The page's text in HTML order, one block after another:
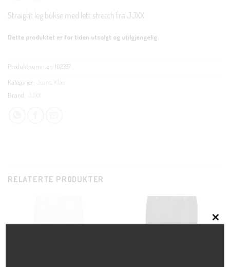
Straight leg bukse med lett stretch fra JJXX
Dette produktet er for tiden utsolgt og utilgjengelig.
Produktnummer: 102337
Kategorier:
Jeans Klær
Brand:
JJXX
RELATERTE PRODUKTER